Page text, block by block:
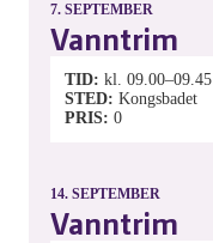
7. SEPTEMBER
Vanntrim
TID kl. 09.00–09.45
STED Kongsbadet
PRIS 0
14. SEPTEMBER
Vanntrim